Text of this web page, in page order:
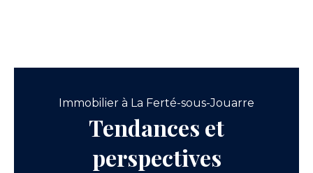
Immobilier à La Ferté-sous-Jouarre
Tendances et
perspectives